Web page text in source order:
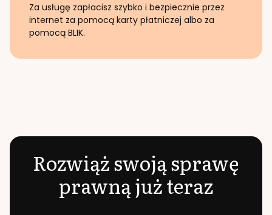
Za usługę zapłacisz szybko i bezpiecznie przez
internet za pomocą karty płatniczej albo za
pomocą BLIK.
Rozwiąż swoją sprawę
prawną już teraz